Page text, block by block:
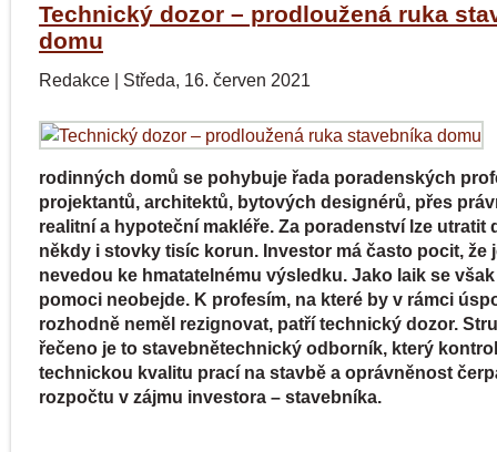
Technický dozor – prodloužená ruka
domu
Redakce | Středa, 16. červen 2021
rodinných domů se pohybuje řada poradenských
projektantů, architektů, bytových designérů, přes
realitní a hypoteční makléře. Za poradenství lze utratit
někdy i stovky tisíc korun. Investor má často pocit, že
nevedou ke hmatatelnému výsledku. Jako laik se
pomoci neobejde. K profesím, na které by v rámci
rozhodně neměl rezignovat, patří technický dozor.
řečeno je to stavebnětechnický odborník, který
technickou kvalitu prací na stavbě a oprávněnost
rozpočtu v zájmu investora – stavebníka.